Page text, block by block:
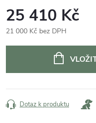
25 410 Kč
21 000 Kč bez DPH
Dotaz k produktu